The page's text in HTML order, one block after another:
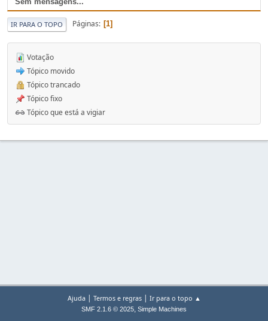
IR PARA O TOPO Páginas 1
Votação
Tópico movido
Tópico trancado
Tópico fixo
Tópico que está a vigiar
Ajuda| Termos e regras| Ir para o topo ▲
SMF 2.1.6 © 2025, Simple Machines